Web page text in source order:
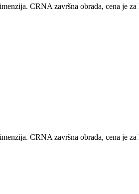
CRNA završna obrada, cena je
CRNA završna obrada, cena je